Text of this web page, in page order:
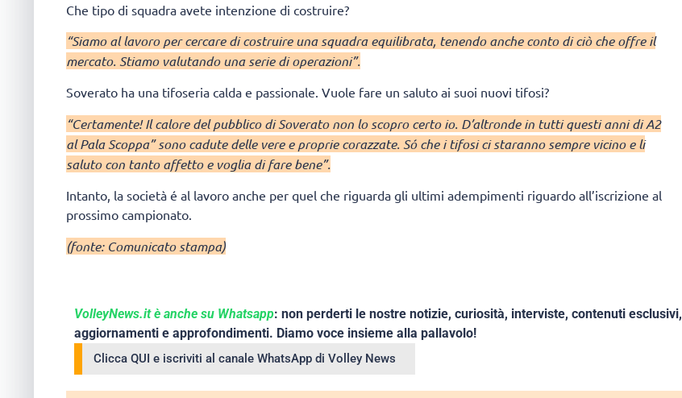
Che tipo di squadra avete intenzione di costruire?
“Siamo al lavoro per cercare di costruire una squadra equilibrata, tenendo anche conto di ciò che offre il
mercato. Stiamo valutando una serie di operazioni”.
Soverato ha una tifoseria calda e passionale. Vuole fare un saluto ai suoi nuovi tifosi?
“Certamente! Il calore del pubblico di Soverato non lo scopro certo io. D’altronde in tutti questi anni di A2
al Pala Scoppa” sono cadute delle vere e proprie corazzate. Só che i tifosi ci staranno sempre vicino e li
saluto con tanto affetto e voglia di fare bene”.
Intanto, la società é al lavoro anche per quel che riguarda gli ultimi adempimenti riguardo all’iscrizione al
prossimo campionato.
(fonte: Comunicato stampa)
VolleyNews.it è anche su Whatsapp: non perderti le nostre notizie, curiosità, interviste, contenuti esclusivi,
aggiornamenti e approfondimenti. Diamo voce insieme alla pallavolo!
Clicca QUI e iscriviti al canale WhatsApp di Volley News